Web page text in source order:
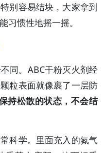
别容易结块，大家拿到
习惯性地摇一摇。
。ABC干粉灭火剂经
粒表面就像裹了一层防
持松散的状态，不会结
学。里面充入的氮气